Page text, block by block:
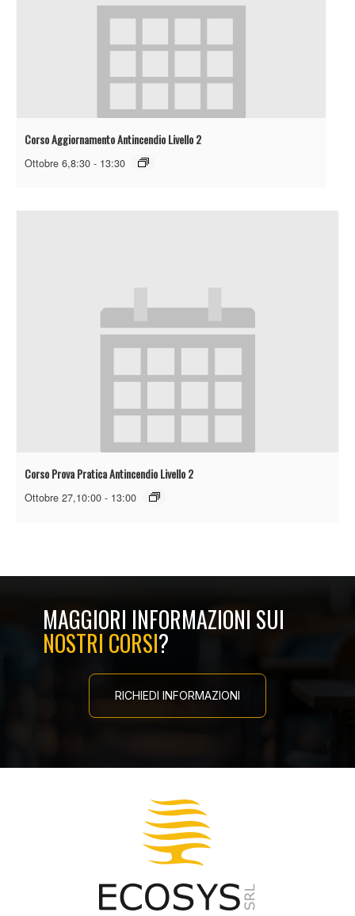
Corso Aggiornamento Antincendio Livello 2
Ottobre 6,8:30 - 13:30
Corso Prova Pratica Antincendio Livello 2
Ottobre 27,10:00 - 13:00
MAGGIORI INFORMAZIONI SUI
NOSTRI CORSI?
RICHIEDI INFORMAZIONI